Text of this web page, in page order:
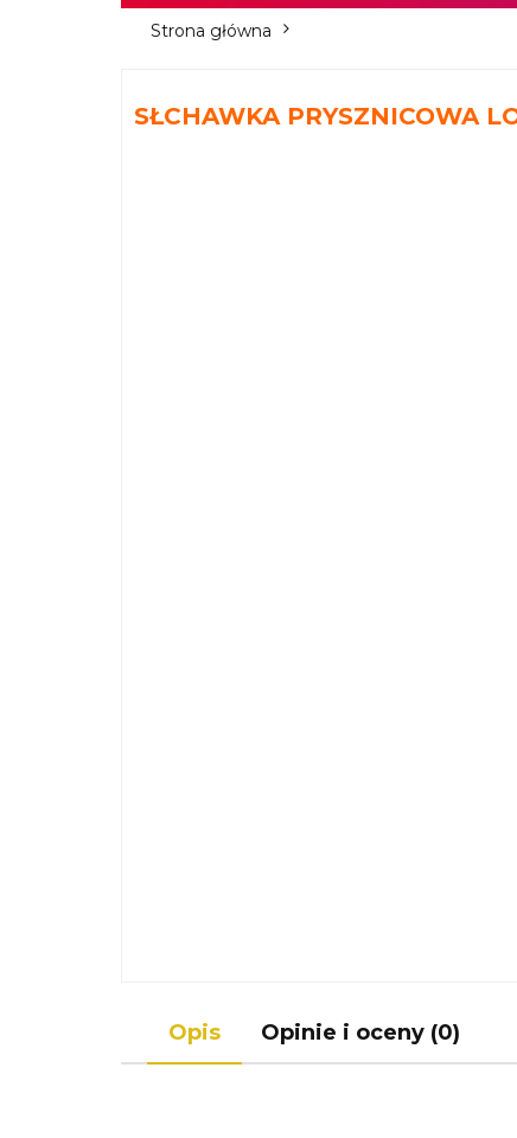
Strona główna
SŁCHAWKA PRYSZNICOWA
Opis Opinie i oceny (0)